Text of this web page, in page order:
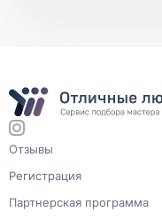
Отзывы
Регистрация
Партнерская программа